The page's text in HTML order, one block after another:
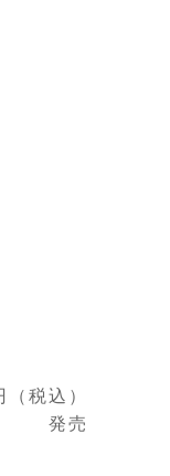
税込）
発売